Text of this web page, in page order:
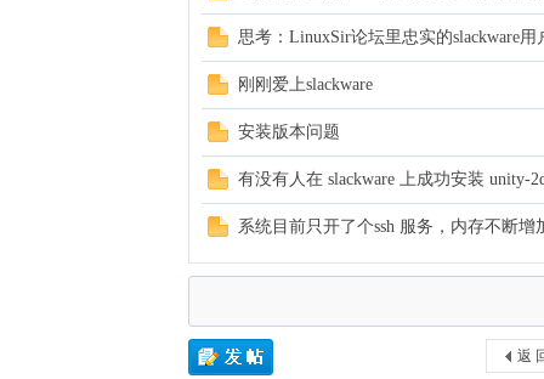
思考：LinuxSir论坛里忠实的slackware用
刚刚爱上slackware
安装版本问题
有没有人在 slackware 上成功安装 unity-
系统目前只开了个ssh 服务，内存不断增
返